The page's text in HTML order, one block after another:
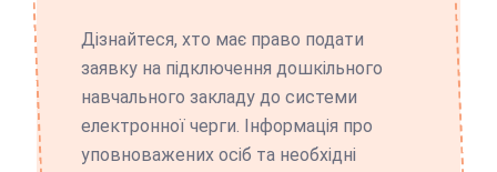
Дізнайтеся, хто має право подати
заявку на підключення дошкільного
навчального закладу до системи
електронної черги. Інформація про
уповноважених осіб та необхідні